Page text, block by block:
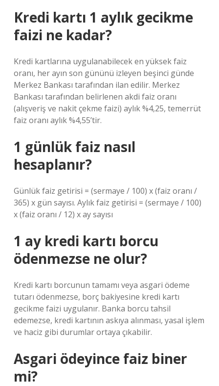
Kredi kartı 1 aylık gecikme
faizi ne kadar?
Kredi kartlarına uygulanabilecek en yüksek faiz
oranı, her ayın son gününü izleyen beşinci günde
Merkez Bankası tarafından ilan edilir. Merkez
Bankası tarafından belirlenen akdi faiz oranı
(alışveriş ve nakit çekme faizi) aylık %4,25, temerrüt
faiz oranı aylık %4,55’tir.
1 günlük faiz nasıl
hesaplanır?
Günlük faiz getirisi = (sermaye / 100) x (faiz oranı /
365) x gün sayısı. Aylık faiz getirisi = (sermaye / 100)
x (faiz oranı / 12) x ay sayısı
1 ay kredi kartı borcu
ödenmezse ne olur?
Kredi kartı borcunun tamamı veya asgari ödeme
tutarı ödenmezse, borç bakiyesine kredi kartı
gecikme faizi uygulanır. Banka borcu tahsil
edemezse, kredi kartının askıya alınması, yasal işlem
ve haciz gibi durumlar ortaya çıkabilir.
Asgari ödeyince faiz biner
mi?